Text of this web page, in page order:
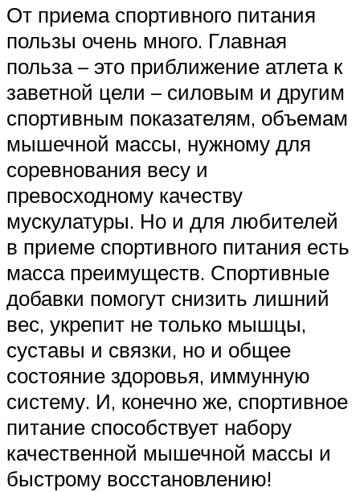
От приема спортивного питания
пользы очень много. Главная
польза – это приближение атлета к
заветной цели – силовым и другим
спортивным показателям, объемам
мышечной массы, нужному для
соревнования весу и
превосходному качеству
мускулатуры. Но и для любителей
в приеме спортивного питания есть
масса преимуществ. Спортивные
добавки помогут снизить лишний
вес, укрепит не только мышцы,
суставы и связки, но и общее
состояние здоровья, иммунную
систему. И, конечно же, спортивное
питание способствует набору
качественной мышечной массы и
быстрому восстановлению!